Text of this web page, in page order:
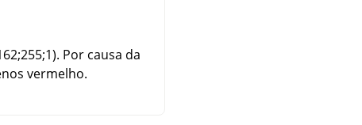
Por causa da
vermelho.